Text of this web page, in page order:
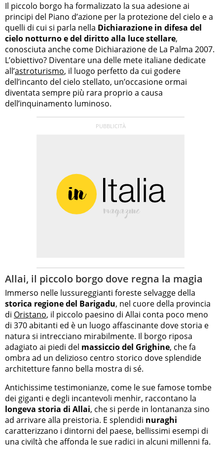
Il piccolo borgo ha formalizzato la sua adesione ai
principi del Piano d’azione per la protezione del cielo e a
quelli di cui si parla nella Dichiarazione in difesa del
cielo notturno e del diritto alla luce stellare,
conosciuta anche come Dichiarazione de La Palma 2007.
L’obiettivo? Diventare una delle mete italiane dedicate
all’astroturismo, il luogo perfetto da cui godere
dell’incanto del cielo stellato, un’occasione ormai
diventata sempre più rara proprio a causa
dell’inquinamento luminoso.
Allai, il piccolo borgo dove regna la magia
Immerso nelle lussureggianti foreste selvagge della
storica regione del Barigadu, nel cuore della provincia
di Oristano, il piccolo paesino di Allai conta poco meno
di 370 abitanti ed è un luogo affascinante dove storia e
natura si intrecciano mirabilmente. Il borgo riposa
adagiato ai piedi del massiccio del Grighine, che fa
ombra ad un delizioso centro storico dove splendide
architetture fanno bella mostra di sé.
Antichissime testimonianze, come le sue famose tombe
dei giganti e degli incantevoli menhir, raccontano la
longeva storia di Allai, che si perde in lontananza sino
ad arrivare alla preistoria. E splendidi nuraghi
caratterizzano i dintorni del paese, bellissimi esempi di
una civiltà che affonda le sue radici in alcuni millenni fa.